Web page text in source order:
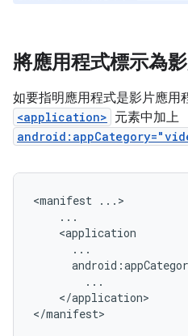
將應用程式標示為
如要指明應用程式是影片應用
<application> 元素中加上
<manifest
</application>